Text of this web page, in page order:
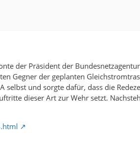
der Präsident der
Gegner der geplanten
und sorgte dafür, dass die
dieser Art zur Wehr setzt.